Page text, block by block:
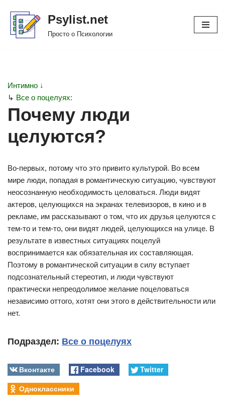
Перейти
Psylist.net
Просто о Психологии
Интимно ↓
↳ Все о поцелуях:
Почему люди
целуются?
Во-первых, потому что это привито культурой. Во всем
мире люди, попадая в романтическую ситуацию, чувствуют
неосознанную необходимость целоваться. Люди видят
актеров, целующихся на экранах телевизоров, в кино и в
рекламе, им рассказывают о том, что их друзья целуются с
тем-то и тем-то, они видят людей, целующихся на улице. В
результате в известных ситуациях поцелуй
воспринимается как обязательная их составляющая.
Поэтому в романтической ситуации в силу вступает
подсознательный стереотип, и люди чувствуют
практически непреодолимое желание поцеловаться
независимо оттого, хотят они этого в действительности или
нет.
Подраздел: Все о поцелуях
Вконтакте Facebook
Twitter
Одноклассники